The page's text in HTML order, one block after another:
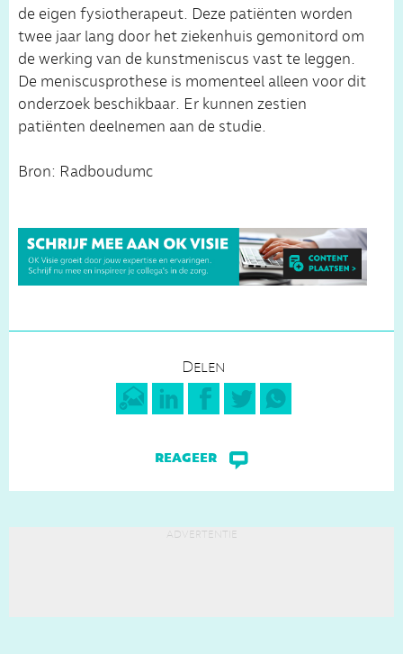
de eigen fysiotherapeut. Deze patiënten worden
twee jaar lang door het ziekenhuis gemonitord om
de werking van de kunstmeniscus vast te leggen.
De meniscusprothese is momenteel alleen voor dit
onderzoek beschikbaar. Er kunnen zestien
patiënten deelnemen aan de studie.
Bron: Radboudumc
Delen
reageer
advertentie